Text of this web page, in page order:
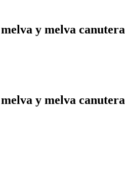
y melva canutera
y melva canutera